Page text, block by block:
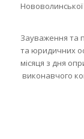
м-н
Зауваження та
та юридичних
місяця з дня
виконавчого